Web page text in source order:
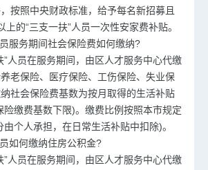
按照中央财政标准，给予每名新招募且
的“三支一扶”人员一次性安家费补贴。
服务期间社会保险费如何缴纳?
”人员在服务期间，由区人才服务中心代缴
老保险、医疗保险、工伤保险、失业保
社会保险费基数为按月取得的生活补贴
险缴费基数下限)。缴费比例按照本市规定
个人承担，在日常生活补贴中扣除)。
如何缴纳住房公积金?
”人员在服务期间，由区人才服务中心代缴